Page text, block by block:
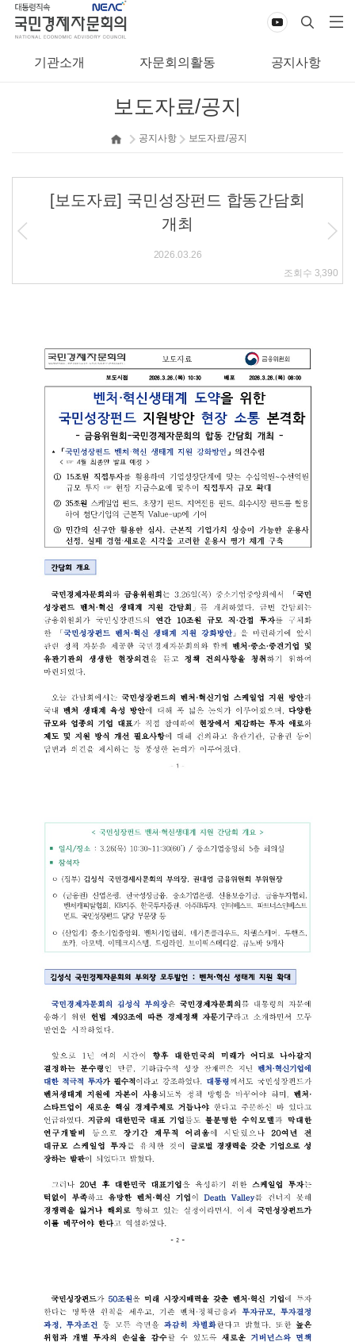
기관소개 자문회의활동 공지사항
보도자료/공지
공지사항 보도자료/공지
[보도자료] 국민성장펀드 합동간담회
개최
2026.03.26
조회수 3,390